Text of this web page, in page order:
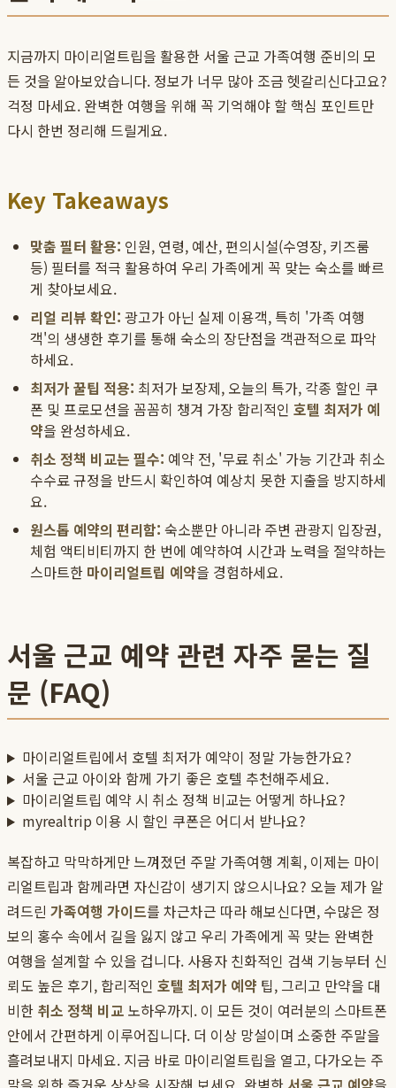
지금까지 마이리얼트립을 활용한 서울 근교 가족여행 준비의 모
든 것을 알아보았습니다. 정보가 너무 많아 조금 헷갈리신다고요?
걱정 마세요. 완벽한 여행을 위해 꼭 기억해야 할 핵심 포인트만
다시 한번 정리해 드릴게요.
Key Takeaways
맞춤 필터 활용: 인원, 연령, 예산, 편의시설(수영장, 키즈룸
등) 필터를 적극 활용하여 우리 가족에게 꼭 맞는 숙소를 빠르
게 찾아보세요.
리얼 리뷰 확인: 광고가 아닌 실제 이용객, 특히 '가족 여행
객'의 생생한 후기를 통해 숙소의 장단점을 객관적으로 파악
하세요.
최저가 꿀팁 적용: 최저가 보장제, 오늘의 특가, 각종 할인 쿠
폰 및 프로모션을 꼼꼼히 챙겨 가장 합리적인 호텔 최저가 예
약을 완성하세요.
취소 정책 비교는 필수: 예약 전, '무료 취소' 가능 기간과 취소
수수료 규정을 반드시 확인하여 예상치 못한 지출을 방지하세
요.
원스톱 예약의 편리함: 숙소뿐만 아니라 주변 관광지 입장권,
체험 액티비티까지 한 번에 예약하여 시간과 노력을 절약하는
스마트한 마이리얼트립 예약을 경험하세요.
서울 근교 예약 관련 자주 묻는 질
문 (FAQ)
마이리얼트립에서 호텔 최저가 예약이 정말 가능한가요?
서울 근교 아이와 함께 가기 좋은 호텔 추천해주세요.
마이리얼트립 예약 시 취소 정책 비교는 어떻게 하나요?
myrealtrip 이용 시 할인 쿠폰은 어디서 받나요?
복잡하고 막막하게만 느껴졌던 주말 가족여행 계획, 이제는 마이
리얼트립과 함께라면 자신감이 생기지 않으시나요? 오늘 제가 알
려드린 가족여행 가이드를 차근차근 따라 해보신다면, 수많은 정
보의 홍수 속에서 길을 잃지 않고 우리 가족에게 꼭 맞는 완벽한
여행을 설계할 수 있을 겁니다. 사용자 친화적인 검색 기능부터 신
뢰도 높은 후기, 합리적인 호텔 최저가 예약 팁, 그리고 만약을 대
비한 취소 정책 비교 노하우까지. 이 모든 것이 여러분의 스마트폰
안에서 간편하게 이루어집니다. 더 이상 망설이며 소중한 주말을
흘려보내지 마세요. 지금 바로 마이리얼트립을 열고, 다가오는 주